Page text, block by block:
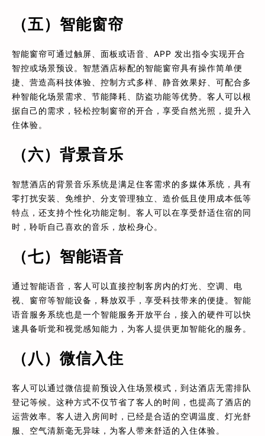
（五）智能窗帘
智能窗帘可通过触屏、面板或语音、APP 发出指令实现开合
智控或场景预设。智慧酒店标配的智能窗帘具有操作简单便
捷、营造高科技体验、控制方式多样、静音效果好、可配合多
种智能化场景需求、节能降耗、防盗功能等优势。客人可以根
据自己的需求，轻松控制窗帘的开合，享受自然光照，提升入
住体验。
（六）背景音乐
智慧酒店的背景音乐系统是满足住客需求的多媒体系统，具有
零打扰安装、免维护、分支管理独立、造价低且使用成本低等
特点，还支持个性化功能定制。客人可以在享受舒适住宿的同
时，聆听自己喜欢的音乐，放松身心。
（七）智能语音
通过智能语音，客人可以直接控制客房内的灯光、空调、电
视、窗帘等智能设备，释放双手，享受科技带来的便捷。智能
语音服务系统也是一个智能服务开放平台，接入的硬件可以快
速具备听觉和视觉感知能力，为客人提供更加智能化的服务。
（八）微信入住
客人可以通过微信提前预设入住场景模式，到达酒店无需排队
登记等候。这种方式不仅节省了客人的时间，也提高了酒店的
运营效率。客人进入房间时，已经是合适的空调温度、灯光舒
服、空气清新毫无异味，为客人带来舒适的入住体验。